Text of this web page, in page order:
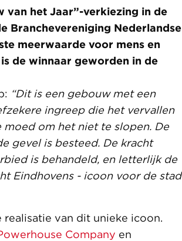
van het Jaar”-verkiezing in de
Branchevereniging Nederlandse
meerwaarde voor mens en
de winnaar geworden in de
“Dit is een gebouw met een
ingreep die het vervallen
om het niet te slopen. De
gevel is besteed. De kracht
is behandeld, en letterlijk de
Eindhovens - icoon voor de stad
van dit unieke icoon.
Company en